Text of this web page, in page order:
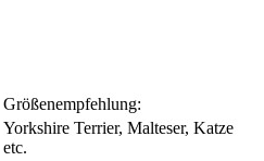
Größenempfehlung:
Yorkshire Terrier, Malteser, Katze
etc.